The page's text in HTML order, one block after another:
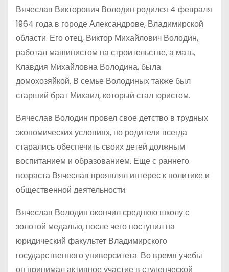
Вячеслав Викторович Володин родился 4 февраля
1964 года в городе Александрове, Владимирской
области. Его отец, Виктор Михайлович Володин,
работал машинистом на строительстве, а мать,
Клавдия Михайловна Володина, была
домохозяйкой. В семье Володиных также был
старший брат Михаил, который стал юристом.
Вячеслав Володин провел свое детство в трудных
экономических условиях, но родители всегда
старались обеспечить своих детей должным
воспитанием и образованием. Еще с раннего
возраста Вячеслав проявлял интерес к политике и
общественной деятельности.
Вячеслав Володин окончил среднюю школу с
золотой медалью, после чего поступил на
юридический факультет Владимирского
государственного университета. Во время учебы